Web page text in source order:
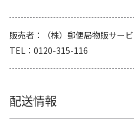
販売者
（株）郵便局物販サー
TEL
0120-315-116
配送情報